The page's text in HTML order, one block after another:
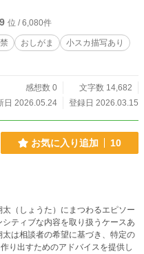
位 / 6,080件
おしがま
小スカ描写あり
感想数 0
文字数 14,682
日 2026.05.24
登録日 2026.03.15
お気に入り追加 10
（しょうた）にまつわるエピソー
シティブな内容を取り扱うケースあ
り出すためのアドバイスを提供し